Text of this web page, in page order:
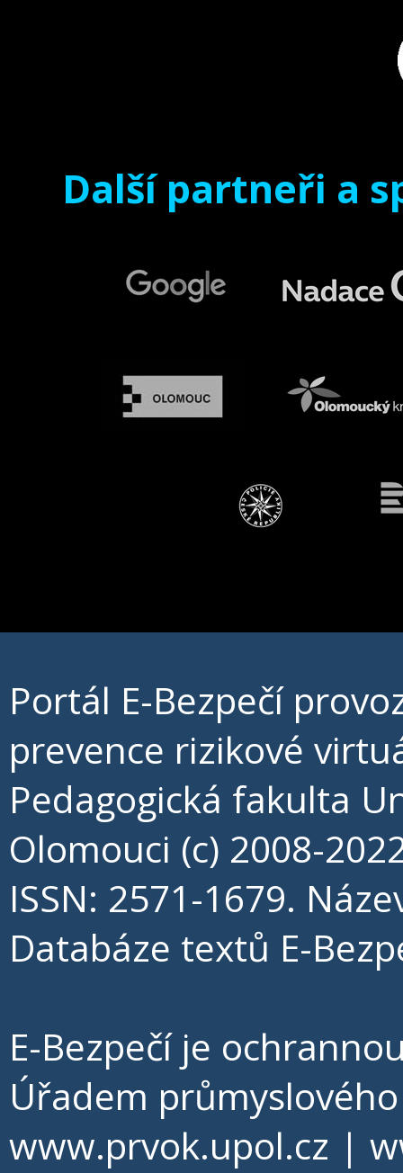
Další partneři a
Portál E-Bezpečí
prevence rizikové
Pedagogická fakulta
Olomouci (c) 2008-
ISSN: 2571-1679.
Databáze textů E-
E-Bezpečí je
Úřadem
www.prvok.upol.cz |